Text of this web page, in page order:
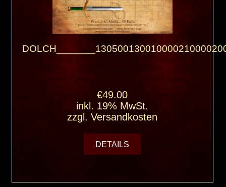
€49.00
inkl. 19% MwSt.
zzgl.Versandkosten
DETAILS